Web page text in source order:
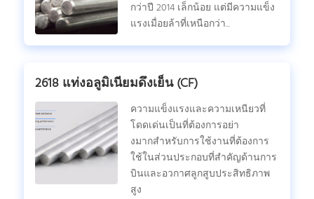
กว่าปี 2014 เล็กน้อย แต่มีความแข็ง
แรงเมื่อยล้าที่เหนือกว่า...
2618 แท่งอลูมิเนียมดึงเย็น (CF)
ความแข็งแรงและความเหนียวที่
โดดเด่นเป็นที่ต้องการอย่า
งมากสําหรับการใช้งานที่ต้องการ
ใช้ในส่วนประกอบที่สําคัญด้านการ
บินและอวกาศลูกสูบประสิทธิภาพ
สูง